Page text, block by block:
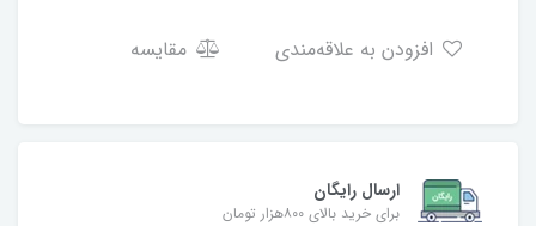
مقایسه
ارسال رایگان
برای خرید بالای ۸۰۰هزار تومان